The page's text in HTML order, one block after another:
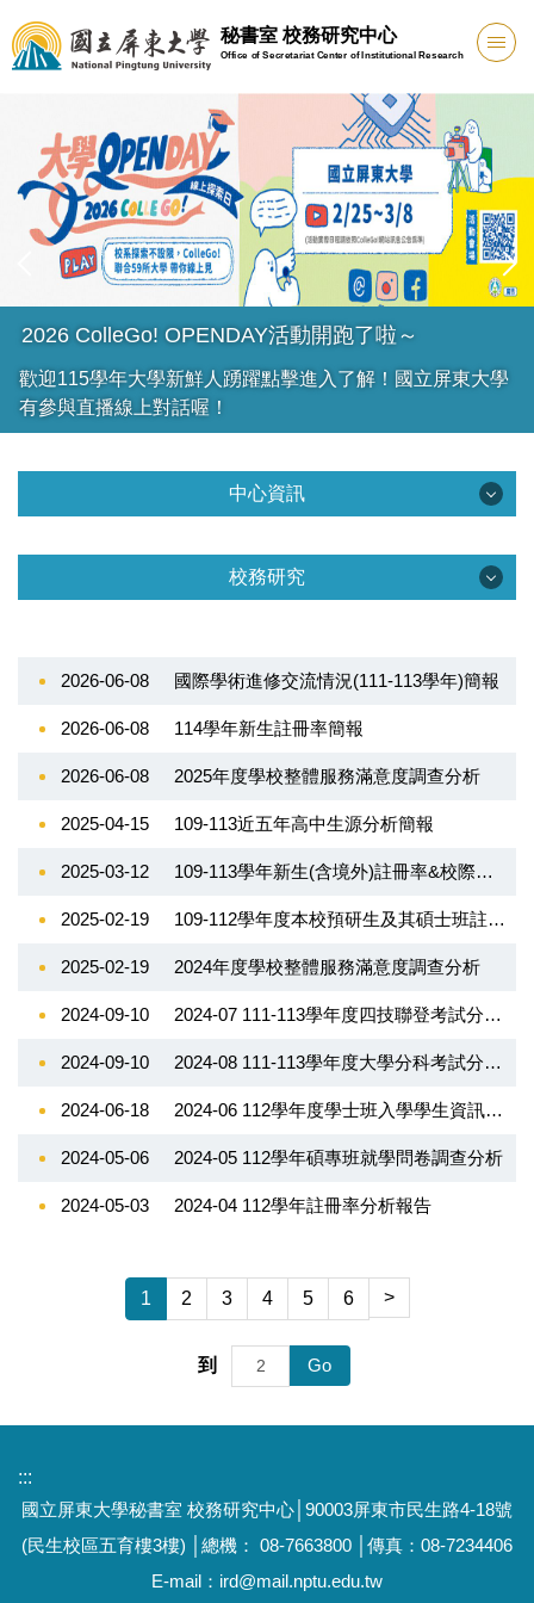
跳
到
主
區
秘書室 校務研究中心
Office of Secretariat Center of Institutional Research
2026 ColleGo! OPENDAY活動開跑了啦～
歡迎115學年大學新鮮人踴躍點擊進入了解！國立屏東大學
有參與直播線上對話喔！
中心資訊
法令規章
活動花絮
互動關係人
校務與財務資訊公開專區
大學招生專業化計畫專區
校務研究
校務研究資訊
表單下載
2026-06-08 國際學術進修交流情況(111-113學年)簡報
2026-06-08 114學年新生註冊率簡報
2026-06-08 2025年度學校整體服務滿意度調查分析
2025-04-15 109-113近五年高中生源分析簡報
2025-03-12 109-113學年新生(含境外)註冊率&校際比較
2025-02-19 109-112學年度本校預研生及其碩士班註冊比率&110-113學年度碩士班生源情況
2025-02-19 2024年度學校整體服務滿意度調查分析
2024-09-10 2024-07 111-113學年度四技聯登考試分發結果
2024-09-10 2024-08 111-113學年度大學分科考試分發結果
2024-06-18 2024-06 112學年度學士班入學學生資訊來源及就讀原因分析
2024-05-06 2024-05 112學年碩專班就學問卷調查分析
2024-05-03 2024-04 112學年註冊率分析報告
1 2 3 4 5 6 >
到 Go
:::
國立屏東大學秘書室 校務研究中心 90003屏東市民生路4-18號
(民生校區五育樓3樓) │總機： 08-7663800 │傳真：08-7234406
E-mail： ird@mail.nptu.edu.tw